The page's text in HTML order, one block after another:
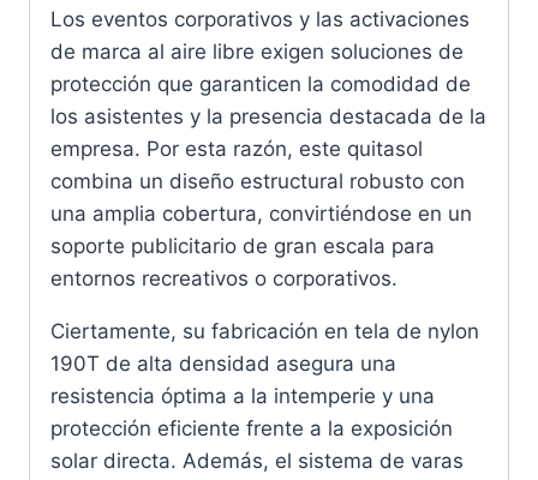
Los eventos corporativos y las activaciones
de marca al aire libre exigen soluciones de
protección que garanticen la comodidad de
los asistentes y la presencia destacada de la
empresa. Por esta razón, este quitasol
combina un diseño estructural robusto con
una amplia cobertura, convirtiéndose en un
soporte publicitario de gran escala para
entornos recreativos o corporativos.
Ciertamente, su fabricación en tela de nylon
190T de alta densidad asegura una
resistencia óptima a la intemperie y una
protección eficiente frente a la exposición
solar directa. Además, el sistema de varas